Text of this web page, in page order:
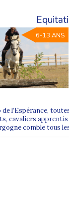
6-13 ANS
de l’Espérance,
cavaliers
comble tous